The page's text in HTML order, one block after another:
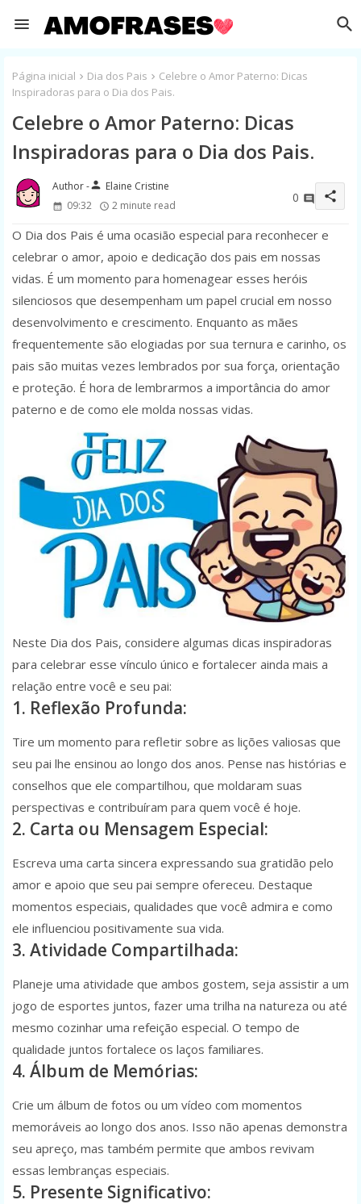
Página inicial Dia dos Pais
Celebre o Amor Paterno: Dicas
Inspiradoras para o Dia dos Pais.
Celebre o Amor Paterno: Dicas
Inspiradoras para o Dia dos Pais.
person Elaine Cristine
09:32
2 minute read
0 share
O Dia dos Pais é uma ocasião especial para reconhecer e
celebrar o amor, apoio e dedicação dos pais em nossas
vidas. É um momento para homenagear esses heróis
silenciosos que desempenham um papel crucial em nosso
desenvolvimento e crescimento. Enquanto as mães
frequentemente são elogiadas por sua ternura e carinho, os
pais são muitas vezes lembrados por sua força, orientação
e proteção. É hora de lembrarmos a importância do amor
paterno e de como ele molda nossas vidas.
Neste Dia dos Pais, considere algumas dicas inspiradoras
para celebrar esse vínculo único e fortalecer ainda mais a
relação entre você e seu pai:
1. Reflexão Profunda:
Tire um momento para refletir sobre as lições valiosas que
seu pai lhe ensinou ao longo dos anos. Pense nas histórias e
conselhos que ele compartilhou, que moldaram suas
perspectivas e contribuíram para quem você é hoje.
2. Carta ou Mensagem Especial:
Escreva uma carta sincera expressando sua gratidão pelo
amor e apoio que seu pai sempre ofereceu. Destaque
momentos especiais, qualidades que você admira e como
ele influenciou positivamente sua vida.
3. Atividade Compartilhada:
Planeje uma atividade que ambos gostem, seja assistir a um
jogo de esportes juntos, fazer uma trilha na natureza ou até
mesmo cozinhar uma refeição especial. O tempo de
qualidade juntos fortalece os laços familiares.
4. Álbum de Memórias:
Crie um álbum de fotos ou um vídeo com momentos
memoráveis ao longo dos anos. Isso não apenas demonstra
seu apreço, mas também permite que ambos revivam
essas lembranças especiais.
5. Presente Significativo: